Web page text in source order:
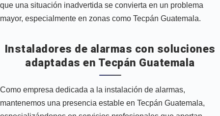
que una situación inadvertida se convierta en un problema
mayor, especialmente en zonas como Tecpán Guatemala.
Instaladores de alarmas con soluciones
adaptadas en Tecpán Guatemala
Como empresa dedicada a la instalación de alarmas,
mantenemos una presencia estable en Tecpán Guatemala,